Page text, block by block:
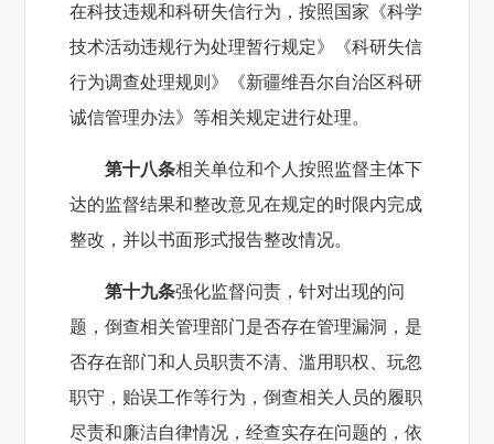
在科技违规和科研失信行为，按照国家《科学
技术活动违规行为处理暂行规定》《科研失信
行为调查处理规则》《新疆维吾尔自治区科研
诚信管理办法》等相关规定进行处理。
第十八条相关单位和个人按照监督主体下
达的监督结果和整改意见在规定的时限内完成
整改，并以书面形式报告整改情况。
第十九条强化监督问责，针对出现的问
题，倒查相关管理部门是否存在管理漏洞，是
否存在部门和人员职责不清、滥用职权、玩忽
职守，贻误工作等行为，倒查相关人员的履职
尽责和廉洁自律情况，经查实存在问题的，依